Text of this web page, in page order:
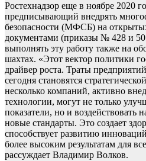
Ростехнадзор еще в ноябре 2020
предписывающий внедрять
безопасности (МФСБ) на
документами (приказы № 428 и
выполнять эту работу также на
шахтах. «Этот вектор политики
драйвер роста. Траты
сегодня становятся
несколько компаний, активно
технологии, могут не только
показатели, но и воздействовать
новые стандарты. Это создает
способствует развитию
более высоким результатам для
рассуждает Владимир Волков.